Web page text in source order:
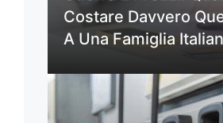
Costare Davvero
A Una Famiglia